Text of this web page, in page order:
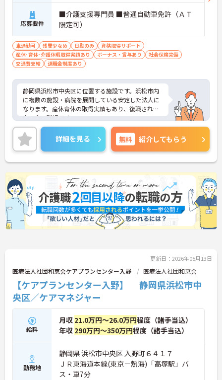
応募要件
■介護支援専門員 ■普通自動車免許（ＡＴ
限定可）
車通勤可 残業少なめ 日勤のみ
資格取得サポート
産休･育休･介護休暇取得実績あり
ボーナス・賞与あり
社会保険完備
交通費支給
退職金制度あり
静岡県浜松市中央区に位置する施設です。浜松市内
に複数の施設・病院を展開している安定した法人に
なります。産休育休の取得実績もあり、復職される
方も多い職場です。
ご興味のある方は、面接対策ポイントなどさらに詳
細をお話致しますのでお気軽にお問い合わせ下さ
い。
詳細を見る 無料 紹介してもらう
更新日：2026年05月13日
医療法人社団和恵会ケアプランセンター入野 医療法人社団和恵会
【ケアプランセンター入野】 静岡県浜松市中
央区／ケアマネジャー
給料
月収 21.0万円～26.0万円程度（諸手当込）
年収 290万円～350万円程度（諸手当込）
勤務地
静岡県 浜松市中央区 入野町６４１７
ＪＲ東海道本線(東京－熱海)「高塚駅」バ
ス・車7分